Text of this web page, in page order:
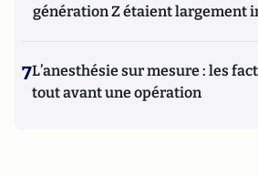
génération Z étaient largement
7L’anesthésie sur mesure : les
tout avant une opération